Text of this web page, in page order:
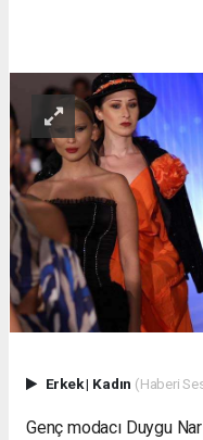
Erkek| Kadın (Haberi
Genç modacı Duygu